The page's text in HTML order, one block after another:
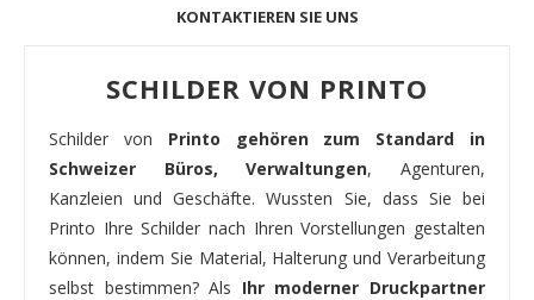
KONTAKTIEREN SIE UNS
SCHILDER VON PRINTO
Schilder von Printo gehören zum Standard in
Schweizer Büros, Verwaltungen, Agenturen,
Kanzleien und Geschäfte. Wussten Sie, dass Sie bei
Printo Ihre Schilder nach Ihren Vorstellungen gestalten
können, indem Sie Material, Halterung und Verarbeitung
selbst bestimmen? Als Ihr moderner Druckpartner